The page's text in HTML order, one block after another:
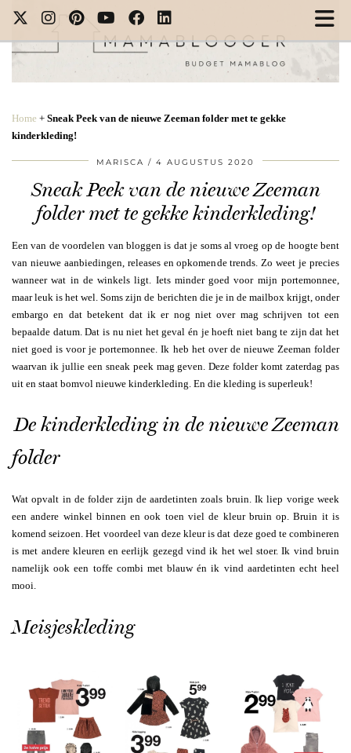
Home + Sneak Peek van de nieuwe Zeeman folder met te gekke
kinderkleding!
MARISCA 4 AUGUSTUS 2020
Sneak Peek van de nieuwe Zeeman
folder met te gekke kinderkleding!
Een van de voordelen van bloggen is dat je soms al vroeg op de hoogte bent
van nieuwe aanbiedingen, releases en opkomende trends. Zo weet je precies
wanneer wat in de winkels ligt. Iets minder goed voor mijn portemonnee,
maar leuk is het wel. Soms zijn de berichten die je in de mailbox krijgt, onder
embargo en dat betekent dat ik er nog niet over mag schrijven tot een
bepaalde datum. Dat is nu niet het geval én je hoeft niet bang te zijn dat het
niet goed is voor je portemonnee. Ik heb het over de nieuwe Zeeman folder
waarvan ik jullie een sneak peek mag geven. Deze folder komt zaterdag pas
uit en staat bomvol nieuwe kinderkleding. En die kleding is superleuk!
De kinderkleding in de nieuwe Zeeman
folder
Wat opvalt in de folder zijn de aardetinten zoals bruin. Ik liep vorige week
een andere winkel binnen en ook toen viel de kleur bruin op. Bruin it is
komend seizoen. Het voordeel van deze kleur is dat deze goed te combineren
is met andere kleuren en eerlijk gezegd vind ik het wel stoer. Ik vind bruin
namelijk ook een toffe combi met blauw én ik vind aardetinten echt heel
mooi.
Meisjeskleding